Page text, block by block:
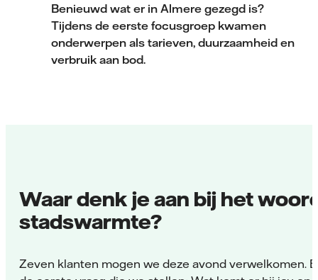
Benieuwd wat er in Almere gezegd is?
Tijdens de eerste focusgroep kwamen
onderwerpen als tarieven, duurzaamheid en
verbruik aan bod.
Waar denk je aan bij het
stadswarmte?
Zeven klanten mogen we deze avond verwelkomen.